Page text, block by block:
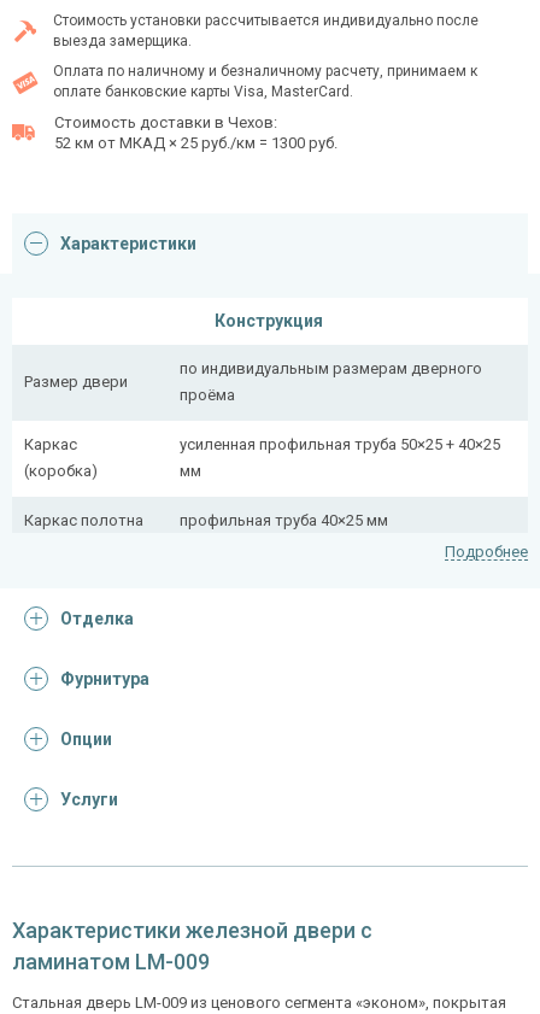
Стоимость установки рассчитывается индивидуально после
выезда замерщика.
Оплата по наличному и безналичному расчету, принимаем к
оплате банковские карты Visa, MasterCard.
Стоимость доставки в Чехов:
52 км от МКАД × 25 руб./км = 1300 руб.
Характеристики
Конструкция
Размер двери
по индивидуальным размерам дверного
проёма
Каркас
(коробка)
усиленная профильная труба 50×25 + 40×25
мм
Каркас полотна профильная труба 40×25 мм
Притворная
Ребра жесткости
Запирающие устройства и фурнитура
Верхний замок
Подробнее
Отделка
Фурнитура
Опции
Услуги
Характеристики железной двери с
ламинатом LM-009
Стальная дверь LM-009 из ценового сегмента «эконом», покрытая